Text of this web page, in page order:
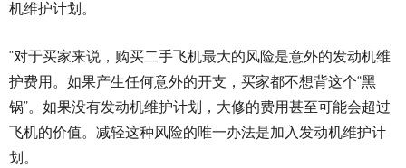
机维护计划。
“对于买家来说，购买二手飞机最大的风险是意外的发动机维
护费用。如果产生任何意外的开支，买家都不想背这个“黑
锅”。如果没有发动机维护计划，大修的费用甚至可能会超过
飞机的价值。减轻这种风险的唯一办法是加入发动机维护计
划。